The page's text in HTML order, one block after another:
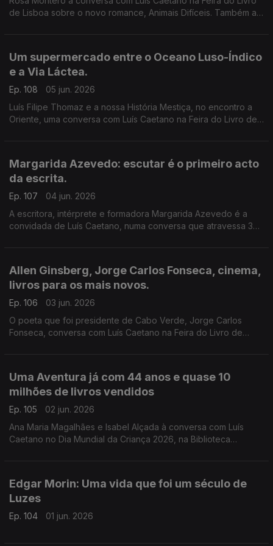
de Lisboa sobre o novo romance, Animais Difíceis. Também a
Um supermercado entre o Oceano Luso-Índico
e a Via Láctea.
Ep. 108
05 jun. 2026
Luís Filipe Thomaz e a nossa História Mestiça, no encontro a
Oriente, uma conversa com Luís Caetano na Feira do Livro de
Margarida Azevedo: escutar é o primeiro acto
da escrita.
Ep. 107
04 jun. 2026
A escritora, intérprete e formadora Margarida Azevedo é a
convidada de Luís Caetano, numa conversa que atravessa 3
Allen Ginsberg, Jorge Carlos Fonseca, cinema,
livros para os mais novos.
Ep. 106
03 jun. 2026
O poeta que foi presidente de Cabo Verde, Jorge Carlos
Fonseca, conversa com Luís Caetano na Feira do Livro de
Uma Aventura já com 44 anos e quase 10
milhões de livros vendidos
Ep. 105
02 jun. 2026
Ana Maria Magalhães e Isabel Alçada à conversa com Luís
Caetano no Dia Mundial da Criança 2026, na Biblioteca
Edgar Morin: Uma vida que foi um século de
Luzes
Ep. 104 01 jun. 2026